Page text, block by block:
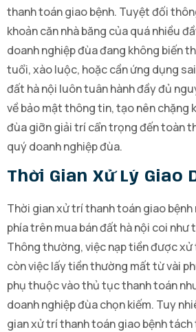
thanh toán giao bệnh. Tuyệt đối
khoản căn nhà băng của quá nhiều
doanh nghiệp đùa đang không biến
tuổi, xào luộc, hoặc cần ứng dụng
đất hà nội luôn tuân hành đầy đủ
về bảo mật thông tin, tạo nên chặng
đùa giỡn giải trí cẩn trọng đến toàn
quý doanh nghiệp đùa.
Thời Gian Xử Lý Giao
Thời gian xử trí thanh toán giao
phía trên mua bán đất hà nội coi
Thông thường, việc nạp tiền được
còn việc lấy tiền thường mất từ vài
phụ thuộc vào thủ tục thanh toán
doanh nghiệp đùa chọn kiếm. Tuy
gian xử trí thanh toán giao bệnh